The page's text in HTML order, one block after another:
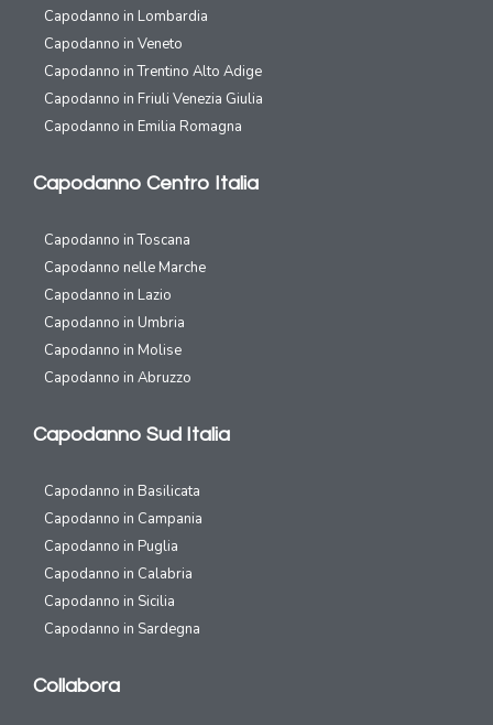
Capodanno in Lombardia
Capodanno in Veneto
Capodanno in Trentino Alto Adige
Capodanno in Friuli Venezia Giulia
Capodanno in Emilia Romagna
Capodanno Centro Italia
Capodanno in Toscana
Capodanno nelle Marche
Capodanno in Lazio
Capodanno in Umbria
Capodanno in Molise
Capodanno in Abruzzo
Capodanno Sud Italia
Capodanno in Basilicata
Capodanno in Campania
Capodanno in Puglia
Capodanno in Calabria
Capodanno in Sicilia
Capodanno in Sardegna
Collabora